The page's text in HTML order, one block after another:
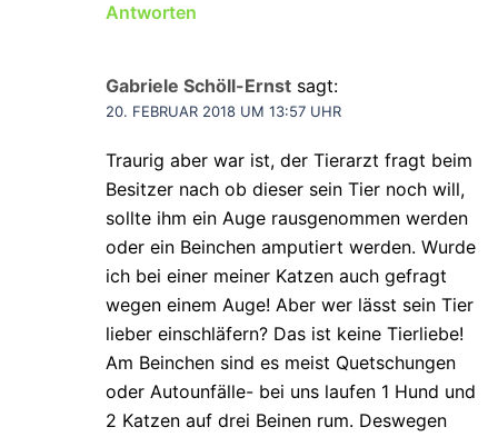
Antworten
Gabriele Schöll-Ernst sagt:
20. FEBRUAR 2018 UM 13:57 UHR
Traurig aber war ist, der Tierarzt fragt beim
Besitzer nach ob dieser sein Tier noch will,
sollte ihm ein Auge rausgenommen werden
oder ein Beinchen amputiert werden. Wurde
ich bei einer meiner Katzen auch gefragt
wegen einem Auge! Aber wer lässt sein Tier
lieber einschläfern? Das ist keine Tierliebe!
Am Beinchen sind es meist Quetschungen
oder Autounfälle- bei uns laufen 1 Hund und
2 Katzen auf drei Beinen rum. Deswegen